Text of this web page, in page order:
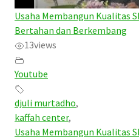
Usaha Membangun Kualitas
Bertahan dan Berkembang
13views
Youtube
djuli murtadho,
kaffah center,
Usaha Membangun Kualitas